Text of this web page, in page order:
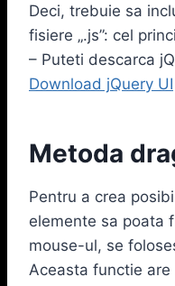
Deci, trebuie sa
fisiere „.js”: cel
– Puteti descarca
Download jQuery UI
Metoda
Pentru a crea
elemente sa poata
mouse-ul, se
Aceasta functie